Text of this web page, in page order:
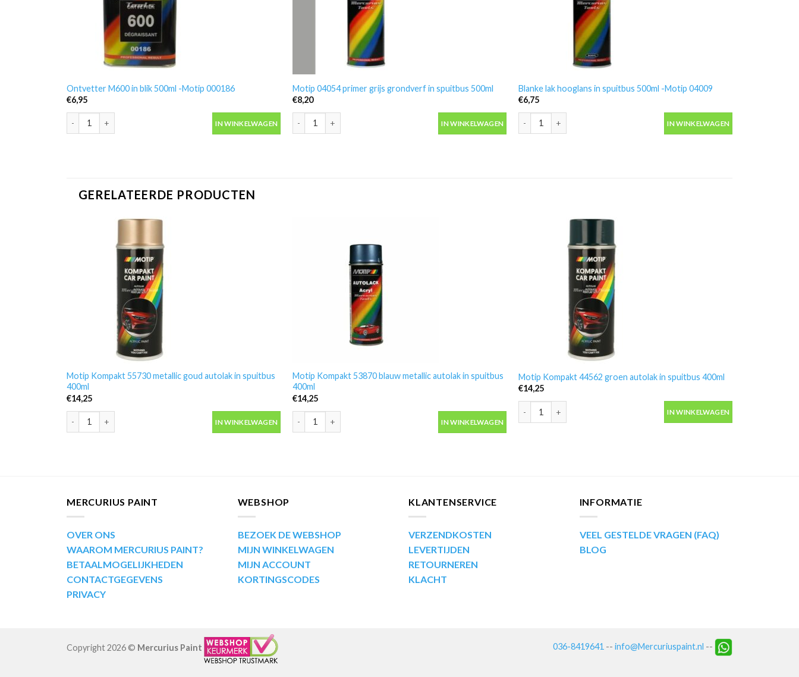
Ontvetter M600 in blik 500ml -Motip 000186
€6,95
Ontvetter M600 in blik 500ml -Motip 000186 aantal
IN WINKELWAGEN
Motip 04054 primer grijs grondverf in spuitbus 500ml
€8,20
Motip 04054 primer grijs grondverf in spuitbus 500ml aantal
IN WINKELWAGEN
Blanke lak hooglans in spuitbus 500ml -Motip 04009
€6,75
Blanke lak hooglans in spuitbus 500ml -Motip 04009 aantal
IN WINKELWAGEN
GERELATEERDE PRODUCTEN
Motip Kompakt 55730 metallic goud autolak in spuitbus
400ml
€14,25
Motip Kompakt 55730 metallic goud autolak in spuitbus 400ml aantal
IN WINKELWAGEN
Motip Kompakt 53870 blauw metallic autolak in spuitbus
400ml
€14,25
Motip Kompakt 53870 blauw metallic autolak in spuitbus 400ml aantal
IN WINKELWAGEN
Motip Kompakt 44562 groen autolak in spuitbus 400ml
€14,25
Motip Kompakt 44562 groen autolak in spuitbus 400ml aantal
IN WINKELWAGEN
MERCURIUS PAINT
OVER ONS
WAAROM MERCURIUS PAINT?
BETAALMOGELIJKHEDEN
CONTACTGEGEVENS
PRIVACY
WEBSHOP
BEZOEK DE WEBSHOP
MIJN WINKELWAGEN
MIJN ACCOUNT
KORTINGSCODES
KLANTENSERVICE
VERZENDKOSTEN
LEVERTIJDEN
RETOURNEREN
KLACHT
INFORMATIE
VEEL GESTELDE VRAGEN (FAQ)
BLOG
036-8419641 -- info@Mercuriuspaint.nl --
Copyright 2026 © Mercurius Paint